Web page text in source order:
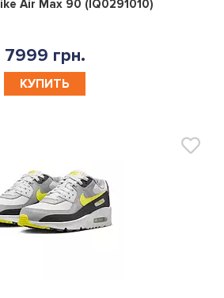
Air Max 90 (IQ0291010)
7999 грн.
КУПИТЬ